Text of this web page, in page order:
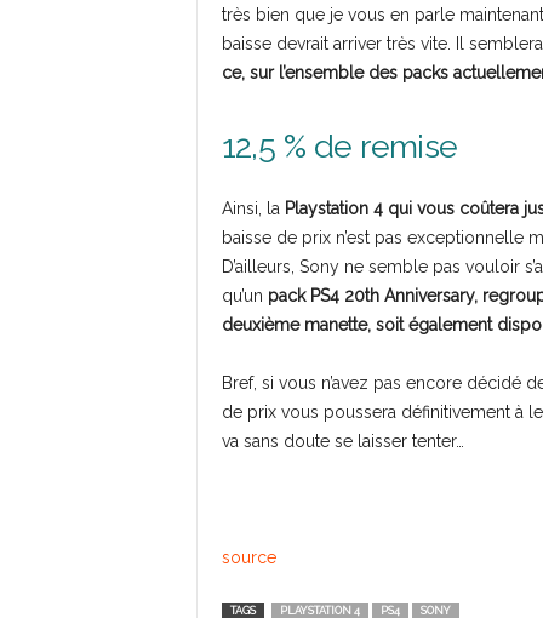
très bien que je vous en parle
baisse devrait arriver très vite. Il
ce, sur l’ensemble des packs
12,5 % de remise
Ainsi, la Playstation 4 qui vous coûtera
baisse de prix n’est pas exceptionnelle
D’ailleurs, Sony ne semble pas vouloir
qu’un pack PS4 20th Anniversary,
deuxième manette, soit également
Bref, si vous n’avez pas encore décidé
de prix vous poussera définitivement à
va sans doute se laisser tenter…
source
TAGS PLAYSTATION 4 PS4 SONY